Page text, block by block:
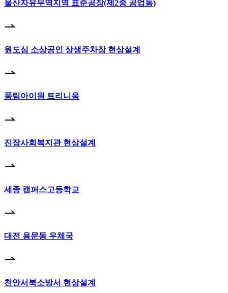
울산자유무역지역 표준공장(제2중 공업동)
원도심 소상공인 상생주차장 현상설계
풍림아이원 트리니움
진잠사회복지관 현상설계
세종 캠퍼스고등학교
대전 용문동 우체국
천안서북소방서 현상설계